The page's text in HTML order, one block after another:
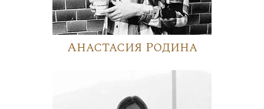
Анастасия Родина